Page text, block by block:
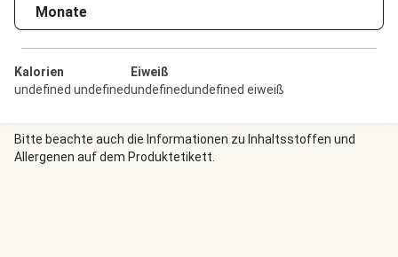
Monate
Kalorien
undefined undefined
Eiweiß
undefinedundefined eiweiß
Bitte beachte auch die Informationen zu Inhaltsstoffen und
Allergenen auf dem Produktetikett.